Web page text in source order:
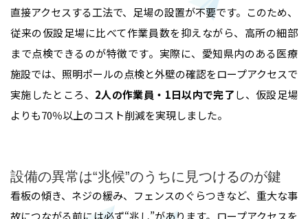
直接アクセスする工法で、足場の設置が不要です。このため、
従来の仮設足場に比べて作業員数を抑えながら、高所の細部
まで点検できるのが特徴です。実際に、愛知県内のある医療
施設では、照明ポールの点検と外壁の確認をロープアクセスで
実施したところ、 2人の作業員・1日以内で完了し、仮設足場
よりも70％以上のコスト削減を実現しました。
設備の異常は“兆候”のうちに見つけるのが鍵
看板の傾き、ネジの緩み、フェンスのぐらつきなど、重大な事
故につながる前には必ず“兆し”があります。ロープアクセスを